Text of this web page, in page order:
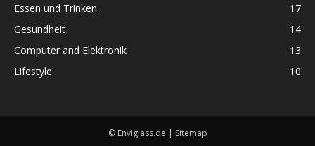
Essen und Trinken
17
Gesundheit
14
Computer and Elektronik
13
Lifestyle
10
© Enviglass.de | Sitemap